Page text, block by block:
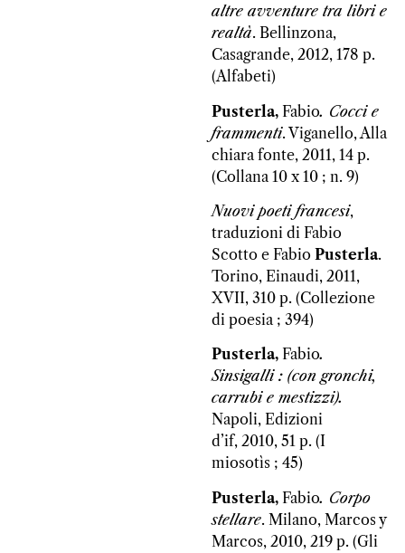
altre avventure tra libri e
realtà. Bellinzona,
Casagrande, 2012, 178 p.
(Alfabeti)
Pusterla, Fabio. Cocci e
frammenti. Viganello, Alla
chiara fonte, 2011, 14 p.
(Collana 10 x 10 ; n. 9)
Nuovi poeti francesi,
traduzioni di Fabio
Scotto e Fabio Pusterla.
Torino, Einaudi, 2011,
XVII, 310 p. (Collezione
di poesia ; 394)
Pusterla, Fabio.
Sinsigalli : (con gronchi,
carrubi e mestizzi).
Napoli, Edizioni
d’if, 2010, 51 p. (I
miosotìs ; 45)
Pusterla, Fabio. Corpo
stellare. Milano, Marcos y
Marcos, 2010, 219 p. (Gli